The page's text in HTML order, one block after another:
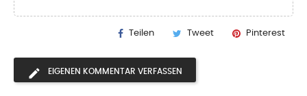
Teilen Tweet Pinterest
EIGENEN KOMMENTAR VERFASSEN